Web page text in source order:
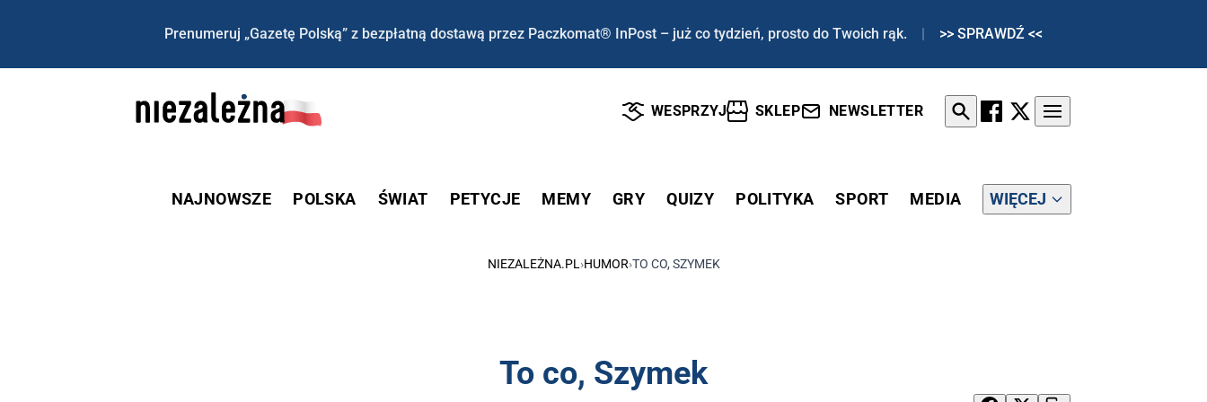
Prenumeruj „Gazetę Polską” z bezpłatną dostawą przez Paczkomat® InPost – już co tydzień, prosto do Twoich rąk. | >> SPRAWDŹ <<
WESPRZYJ SKLEP NEWSLETTER
NAJNOWSZE POLSKA ŚWIAT PETYCJE MEMY GRY QUIZY POLITYKA SPORT MEDIA WIĘCEJ
NIEZALEŻNA.PL ›HUMOR›TO CO, SZYMEK
To co, Szymek